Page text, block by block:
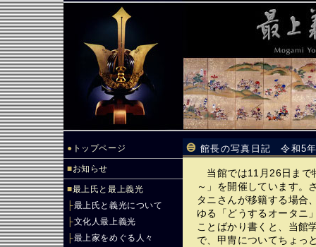
● トップページ
■お知らせ
■最上氏と最上義光
├最上氏と義光について
├文化人最上義光
├最上家をめぐる人々
館長の写真日記 令和5
当館では11月26日まで
～」を開催しています。
タニさんが移籍する場合
ゆる「どうするオータニ
ことばかり書くと、当館
で、甲冑についてちょっ